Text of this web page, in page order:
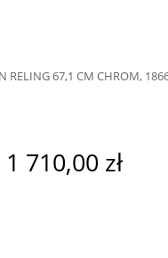
RELING 67,1 CM CHROM,
1 710,00 zł